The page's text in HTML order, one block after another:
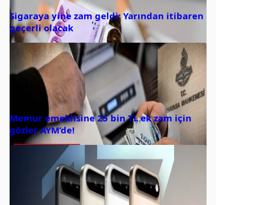
Sigaraya yine zam geldi: Yarından itibaren
geçerli olacak
Memur emeklisine 25 bin TL ek zam için
gözler AYM’de!